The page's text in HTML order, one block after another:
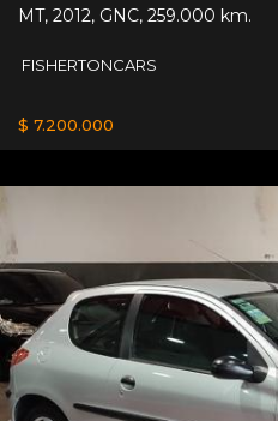
MT, 2012, GNC, 259.000 km.
FISHERTONCARS
$ 7.200.000